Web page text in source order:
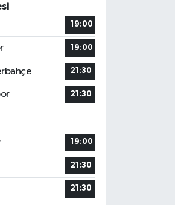
19:00
19:00
21:30
21:30
19:00
21:30
21:30